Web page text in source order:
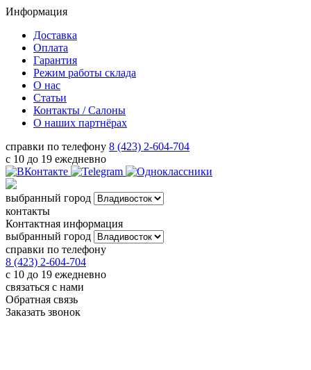
Информация
Доставка
Оплата
Гарантия
Режим работы склада
О нас
Статьи
Контакты / Салоны
О наших партнёрах
справки по телефону 8 (423) 2-604-704
с 10 до 19 ежедневно
выбранный город
контакты
Контактная информация
выбранный город
справки по телефону
8 (423) 2-604-704
с 10 до 19 ежедневно
связаться с нами
Обратная связь
Заказать звонок